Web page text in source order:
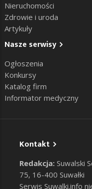
Nieruchomości
Zdrowie i uroda
Artykuły
Nasze serwisy
Ogłoszenia
Konkursy
Katalog firm
Informator medyczny
Kontakt
Redakcja: Suwalski
75, 16-400 Suwałki
Serwis Suwalki.info